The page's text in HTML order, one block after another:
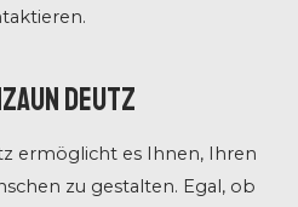
Deutz
ermöglicht es Ihnen, Ihren
zu gestalten. Egal, ob